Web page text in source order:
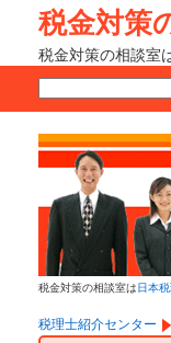
税金対策
税金対策の相談室
税金対策の相談室は日本
税理士紹介センター